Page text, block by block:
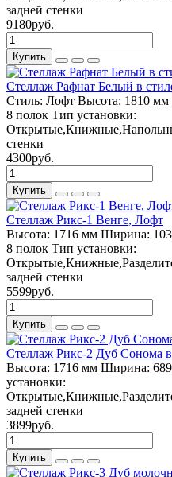
задней стенки
9180руб.
Купить
Стеллаж Рафнат Белый в
Стиль: Лофт Высота: 1810 мм
8 полок Тип установки:
стенки
4300руб.
Купить
Стеллаж Рикс-1 Венге, Лофт
Высота: 1716 мм Ширина:
8 полок Тип установки:
задней стенки
5599руб.
Купить
Стеллаж Рикс-2 Дуб Сонома
Высота: 1716 мм Ширина:
установки:
задней стенки
3899руб.
Купить